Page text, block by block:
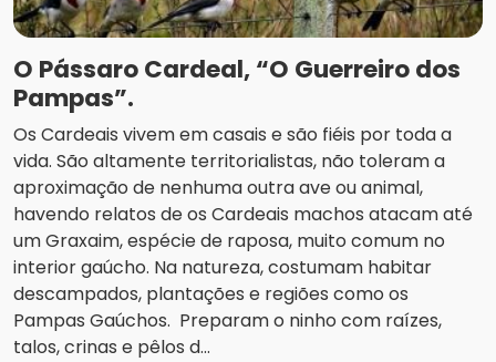
O Pássaro Cardeal, “O Guerreiro dos
Pampas”.
Os Cardeais vivem em casais e são fiéis por toda a
vida. São altamente territorialistas, não toleram a
aproximação de nenhuma outra ave ou animal,
havendo relatos de os Cardeais machos atacam até
um Graxaim, espécie de raposa, muito comum no
interior gaúcho. Na natureza, costumam habitar
descampados, plantações e regiões como os
Pampas Gaúchos. Preparam o ninho com raízes,
talos, crinas e pêlos d...